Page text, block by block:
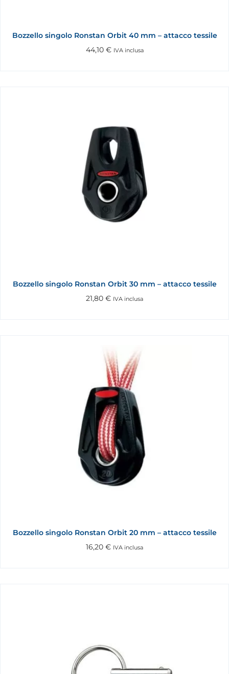
Bozzello singolo Ronstan Orbit 40 mm – attacco tessile
44,10 € IVA inclusa
Bozzello singolo Ronstan Orbit 30 mm – attacco tessile
21,80 € IVA inclusa
Bozzello singolo Ronstan Orbit 20 mm – attacco tessile
16,20 € IVA inclusa